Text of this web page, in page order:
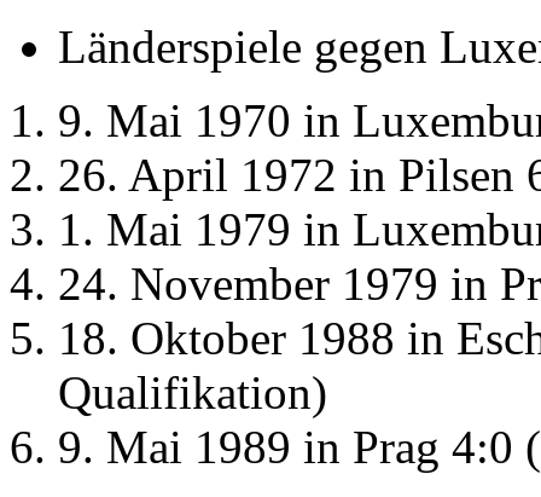
Länderspiele gegen
9. Mai 1970 in
26. April 1972 in Pilsen
1. Mai 1979 in
24. November 1979 in
18. Oktober 1988 in
Qualifikation)
9. Mai 1989 in Prag